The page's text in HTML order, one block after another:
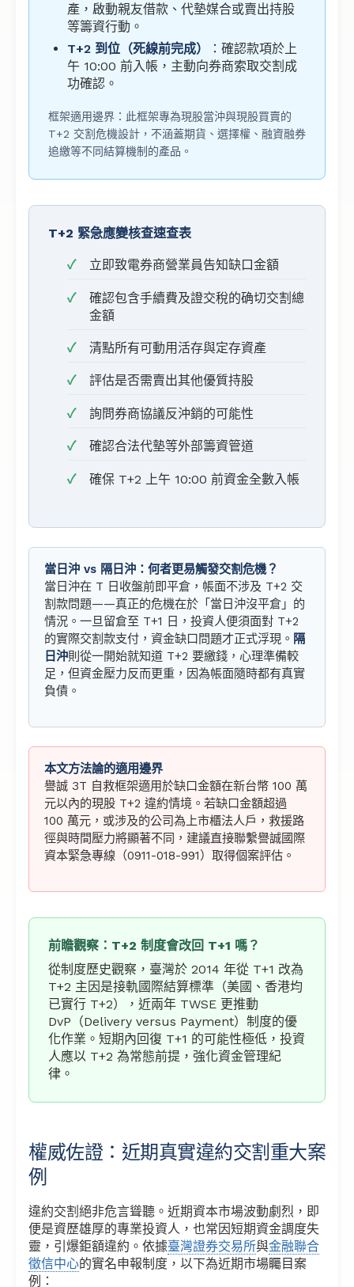
產，啟動親友借款、代墊媒合或賣出持股
等籌資行動。
T+2 到位（死線前完成）
：確認款項於上
午 10:00 前入帳，主動向券商索取交割成
功確認。
框架適用邊界：此框架專為現股當沖與現股買賣的
T+2 交割危機設計，不涵蓋期貨、選擇權、融資融券
追繳等不同結算機制的產品。
T+2 緊急應變核查速查表
立即致電券商營業員告知缺口金額
確認包含手續費及證交稅的确切交割總
金額
清點所有可動用活存與定存資產
評估是否需賣出其他優質持股
詢問券商協議反沖銷的可能性
確認合法代墊等外部籌資管道
確保 T+2 上午 10:00 前資金全數入帳
當日沖 vs 隔日沖：何者更易觸發交割危機？
當日沖在 T 日收盤前即平倉，帳面不涉及 T+2 交
割款問題——真正的危機在於「當日沖沒平倉」的
情況。一旦留倉至 T+1 日，投資人便須面對 T+2
的實際交割款支付，資金缺口問題才正式浮現。 隔
日沖則從一開始就知道 T+2 要繳錢，心理準備較
足，但資金壓力反而更重，因為帳面隨時都有真實
負債。
本文方法論的適用邊界
譽誠 3T 自救框架適用於缺口金額在新台幣 100 萬
元以內的現股 T+2 違約情境。若缺口金額超過
100 萬元，或涉及的公司為上市櫃法人戶，救援路
徑與時間壓力將顯著不同，建議直接聯繫譽誠國際
資本緊急專線（0911-018-991）取得個案評估。
前瞻觀察：T+2 制度會改回 T+1 嗎？
從制度歷史觀察，臺灣於 2014 年從 T+1 改為
T+2 主因是接軌國際結算標準（美國、香港均
已實行 T+2），近兩年 TWSE 更推動
DvP（Delivery versus Payment）制度的優
化作業。短期內回復 T+1 的可能性極低，投資
人應以 T+2 為常態前提，強化資金管理紀
律。
權威佐證：近期真實違約交割重大案
例
違約交割絕非危言聳聽。近期資本市場波動劇烈，即
便是資歷雄厚的專業投資人，也常因短期資金調度失
靈，引爆鉅額違約。依據臺灣證券交易所與金融聯合
徵信中心的實名申報制度，以下為近期市場矚目案
例：